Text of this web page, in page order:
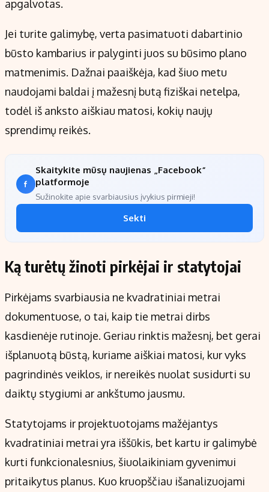
apgalvotas.
Jei turite galimybę, verta pasimatuoti dabartinio
būsto kambarius ir palyginti juos su būsimo plano
matmenimis. Dažnai paaiškėja, kad šiuo metu
naudojami baldai į mažesnį butą fiziškai netelpa,
todėl iš anksto aiškiau matosi, kokių naujų
sprendimų reikės.
Skaitykite mūsų naujienas „Facebook“
platformoje
Sužinokite apie svarbiausius įvykius pirmieji!
Sekti
Ką turėtų žinoti pirkėjai ir statytojai
Pirkėjams svarbiausia ne kvadratiniai metrai
dokumentuose, o tai, kaip tie metrai dirbs
kasdienėje rutinoje. Geriau rinktis mažesnį, bet gerai
išplanuotą būstą, kuriame aiškiai matosi, kur vyks
pagrindinės veiklos, ir nereikės nuolat susidurti su
daiktų stygiumi ar ankštumo jausmu.
Statytojams ir projektuotojams mažėjantys
kvadratiniai metrai yra iššūkis, bet kartu ir galimybė
kurti funkcionalesnius, šiuolaikiniam gyvenimui
pritaikytus planus. Kuo kruopščiau išanalizuojami